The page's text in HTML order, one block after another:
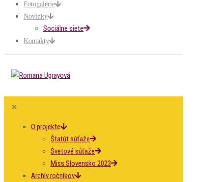
Fotogalérie
Novinky
Sociálne siete
Kontakty
✕
O projekte
Štatút súťaže
Svetové súťaže
Miss Slovensko 2023
Archív ročníkov